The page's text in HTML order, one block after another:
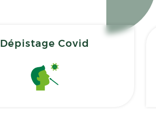
Dépistage Covid